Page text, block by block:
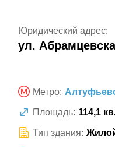
Юридический адрес:
ул.
Метро:
Площадь: 114,1
Тип здания: